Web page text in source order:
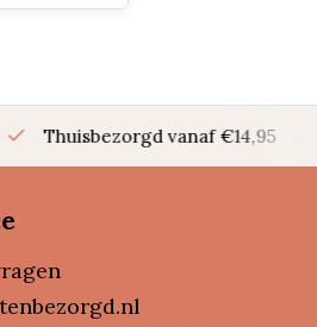
Thuisbezorgd vanaf €14,95